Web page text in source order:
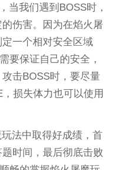
当我们遇到BOSS时，
伤害。因为在焰火屠
一个相对安全区域
要保证自己的安全，
击BOSS时，要尽量
损失体力也可以使用
法中取得好成绩，首
时间，最后彻底击败